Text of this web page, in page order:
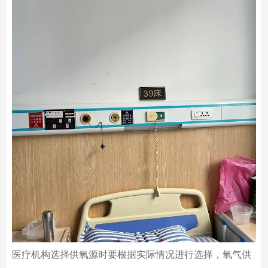
医疗机构选择供氧源时要根据实际情况进行选择，氧气供